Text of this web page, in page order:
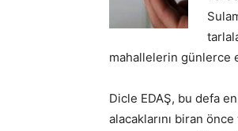
mahallelerin günlerce
Dicle EDAŞ, bu defa
alacaklarını biran